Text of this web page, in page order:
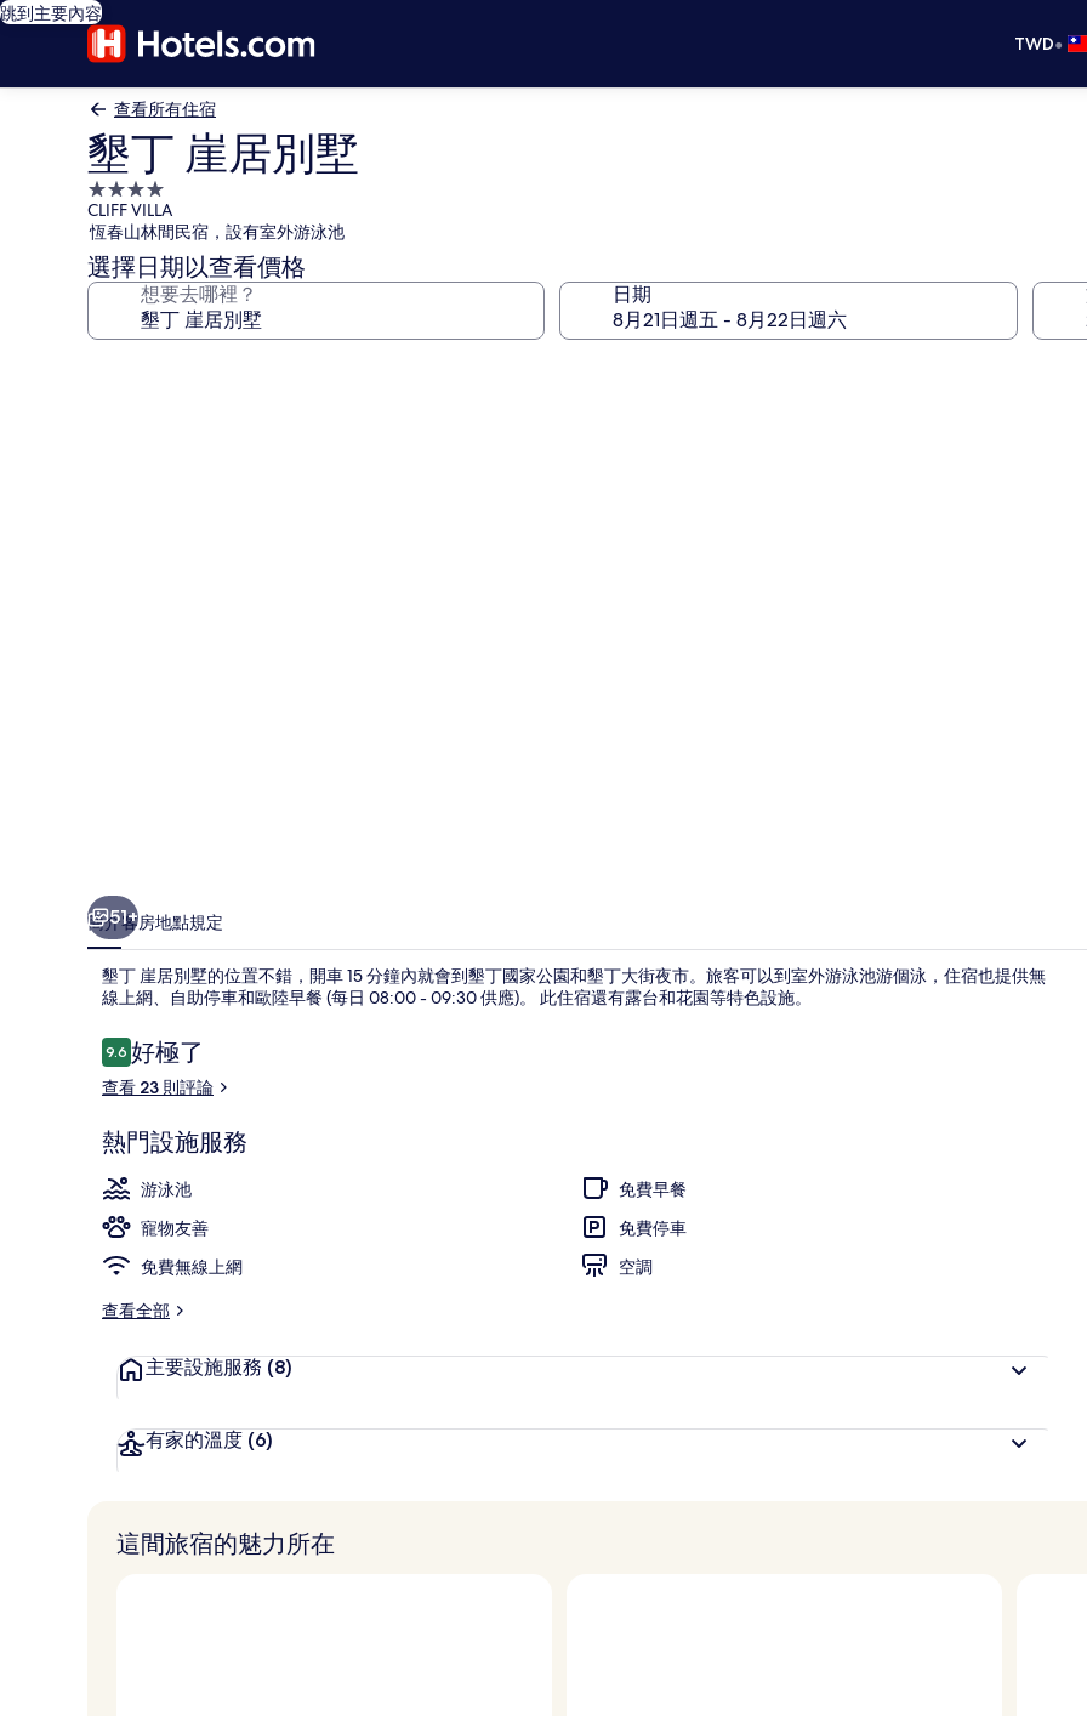
跳到主要內容
TWD•
查看所有住宿
墾丁 崖居別墅
4.0
星
級
住
宿
CLIFF VILLA
恆春山林間民宿，設有室外游泳池
選擇日期以查看價格
想要去哪裡？ 日期
家庭小屋, 多張床, 海景 | 高級寢具、免費無線上網、獨特裝潢、床單
51+
簡介客房地點規定
墾丁 崖居別墅的位置不錯，開車 15 分鐘內就會到墾丁國家公園和墾丁大街夜市。旅客可以到室外游泳池游個泳，住宿也提供無
線上網、自助停車和歐陸早餐 (每日 08:00 - 09:30 供應)。 此住宿還有露台和花園等特色設施。
評
論
9.69.6 分，滿分 10 分，
好極了
查看 23 則評論
熱門設施服務
游泳池
免費早餐
寵物友善
免費停車
免費無線上網
空調
查看全部
主要設施服務 (8)
有家的溫度 (6)
這間旅宿的魅力所在